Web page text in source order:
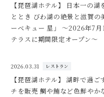
【琵琶湖ホテル】 日本一の
ととき びわ湖の絶景と滋賀
ーベキュー 星」 ～2026年7
テラスに期間限定オープン～
2026.03.31 レストラン
【琵琶湖ホテル】 湖畔で過
チを販売 鯛や鮪など色鮮や